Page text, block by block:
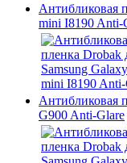
Антибликовая
mini I8190 Anti-
Антибликовая
G900 Anti-Glare